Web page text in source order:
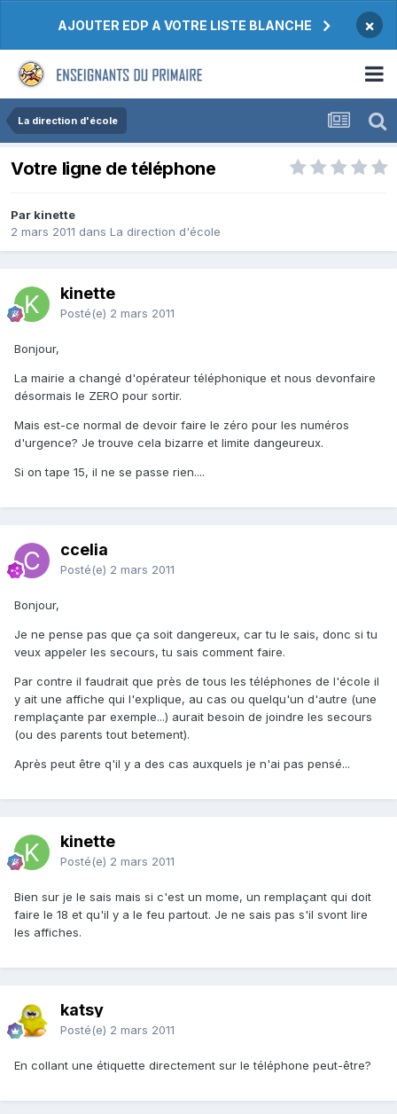
AJOUTER EDP A VOTRE LISTE BLANCHE ×
La direction d'école
Votre ligne de téléphone
Par kinette
2 mars 2011 dans La direction d'école
kinette
Posté(e) 2 mars 2011
Bonjour,
La mairie a changé d'opérateur téléphonique et nous devonfaire
désormais le ZERO pour sortir.
Mais est-ce normal de devoir faire le zéro pour les numéros
d'urgence? Je trouve cela bizarre et limite dangeureux.
Si on tape 15, il ne se passe rien....
ccelia
Posté(e) 2 mars 2011
Bonjour,
Je ne pense pas que ça soit dangereux, car tu le sais, donc si tu
veux appeler les secours, tu sais comment faire.
Par contre il faudrait que près de tous les téléphones de l'école il
y ait une affiche qui l'explique, au cas ou quelqu'un d'autre (une
remplaçante par exemple...) aurait besoin de joindre les secours
(ou des parents tout betement).
Après peut être q'il y a des cas auxquels je n'ai pas pensé...
kinette
Posté(e) 2 mars 2011
Bien sur je le sais mais si c'est un mome, un remplaçant qui doit
faire le 18 et qu'il y a le feu partout. Je ne sais pas s'il svont lire
les affiches.
katsy
Posté(e) 2 mars 2011
En collant une étiquette directement sur le téléphone peut-être?